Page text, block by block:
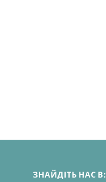
ЗНАЙДІТЬ НАС В: